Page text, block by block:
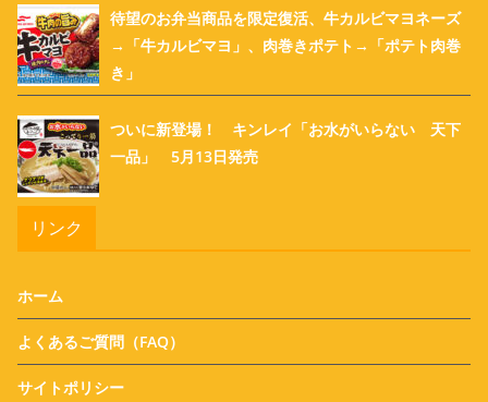
待望のお弁当商品を限定復活、牛カルビマヨネーズ
→「牛カルビマヨ」、肉巻きポテト→「ポテト肉巻
き」
ついに新登場！ キンレイ「お水がいらない 天下
一品」 5月13日発売
リンク
ホーム
よくあるご質問（FAQ）
サイトポリシー